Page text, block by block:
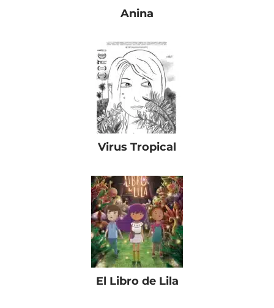
Anina
Virus Tropical
El Libro de Lila